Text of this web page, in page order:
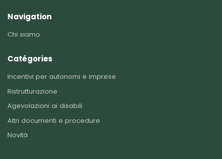
Navigation
Chi siamo
Catégories
Incentivi per autonomi e imprese
Ristrutturazione
Agevolazioni ai disabili
Altri documenti e procedure
Novità